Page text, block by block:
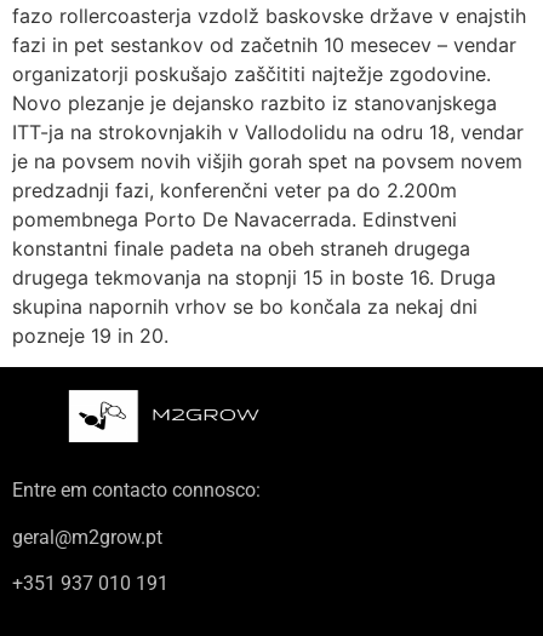
fazo rollercoasterja vzdolž baskovske države v enajstih
fazi in pet sestankov od začetnih 10 mesecev – vendar
organizatorji poskušajo zaščititi najtežje zgodovine.
Novo plezanje je dejansko razbito iz stanovanjskega
ITT-ja na strokovnjakih v Vallodolidu na odru 18, vendar
je na povsem novih višjih gorah spet na povsem novem
predzadnji fazi, konferenčni veter pa do 2.200m
pomembnega Porto De Navacerrada. Edinstveni
konstantni finale padeta na obeh straneh drugega
drugega tekmovanja na stopnji 15 in boste 16. Druga
skupina napornih vrhov se bo končala za nekaj dni
pozneje 19 in 20.
Entre em contacto connosco:
geral@m2grow.pt
+351 937 010 191